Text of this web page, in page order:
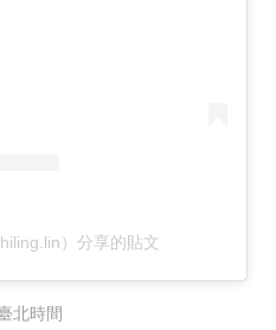
）分享的貼文
北時間